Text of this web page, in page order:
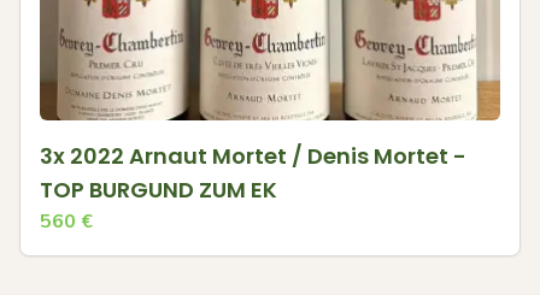
3x 2022 Arnaut Mortet / Denis Mortet -
TOP BURGUND ZUM EK
560 €